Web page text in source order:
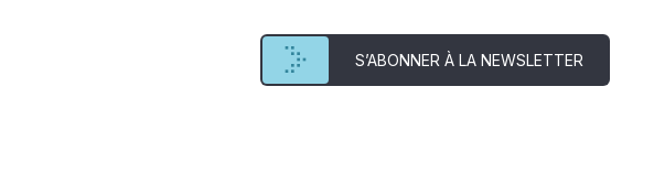
S’ABONNER À LA NEWSLETTER